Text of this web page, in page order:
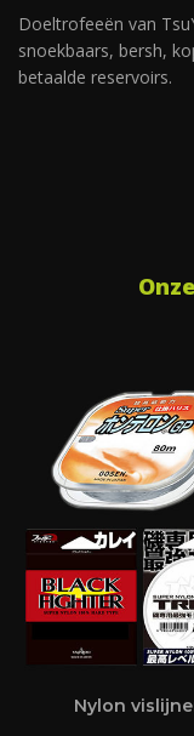
Doeltrofeeën van
snoekbaars, bersh,
betaalde reservoirs.
Nylon